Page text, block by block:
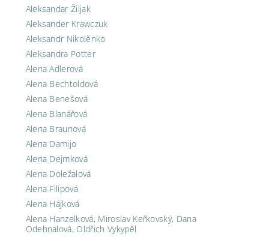
Aleksandar Žiljak
Aleksander Krawczuk
Aleksandr Nikolěnko
Aleksandra Potter
Alena Adlerová
Alena Bechtoldová
Alena Benešová
Alena Blanářová
Alena Braunová
Alena Damijo
Alena Dejmková
Alena Doležalová
Alena Filipová
Alena Hájková
Alena Hanzelková, Miroslav Keřkovský, Dana
Odehnalová, Oldřich Vykypěl